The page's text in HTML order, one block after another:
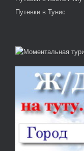
Путевки в Тунис